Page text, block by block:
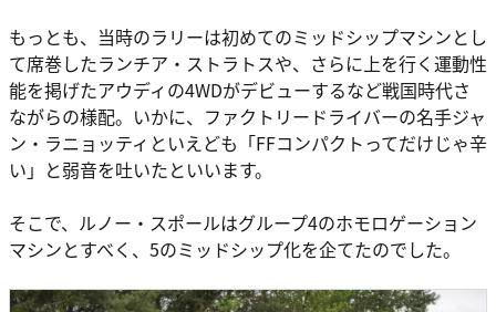
もっとも、当時のラリーは初めてのミッドシップマシンとし
て席巻したランチア・ストラトスや、さらに上を行く運動性
能を掲げたアウディの4WDがデビューするなど戦国時代さ
ながらの様配。いかに、ファクトリードライバーの名手ジャ
ン・ラニョッティといえども「FFコンパクトってだけじゃ辛
い」と弱音を吐いたといいます。
そこで、ルノー・スポールはグループ4のホモロゲーション
マシンとすべく、5のミッドシップ化を企てたのでした。